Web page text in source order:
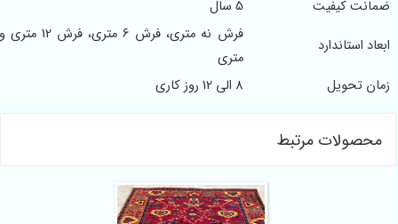
کیفیت
استاندارد
فرش نه متری، فرش 6 متری، فرش 12 متری و 4
متری
تحویل
محصولات مرتبط